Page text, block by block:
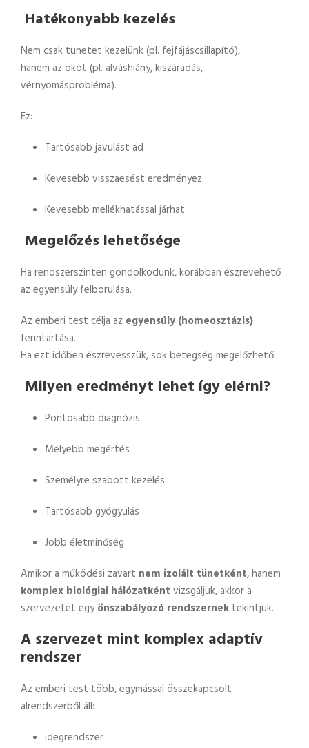
Hatékonyabb kezelés
Nem csak tünetet kezelünk (pl. fejfájáscsillapító),
hanem az okot (pl. alváshiány, kiszáradás,
vérnyomásprobléma).
Ez:
Tartósabb javulást ad
Kevesebb visszaesést eredményez
Kevesebb mellékhatással járhat
Megelőzés lehetősége
Ha rendszerszinten gondolkodunk, korábban észrevehető
az egyensúly felborulása.
Az emberi test célja az egyensúly (homeosztázis)
fenntartása.
Ha ezt időben észrevesszük, sok betegség megelőzhető.
Milyen eredményt lehet így elérni?
Pontosabb diagnózis
Mélyebb megértés
Személyre szabott kezelés
Tartósabb gyógyulás
Jobb életminőség
Amikor a működési zavart nem izolált tünetként, hanem
komplex biológiai hálózatként vizsgáljuk, akkor a
szervezetet egyönszabályozó rendszernek tekintjük.
A szervezet mint komplex adaptív
rendszer
Az emberi test több, egymással összekapcsolt
alrendszerből áll:
idegrendszer